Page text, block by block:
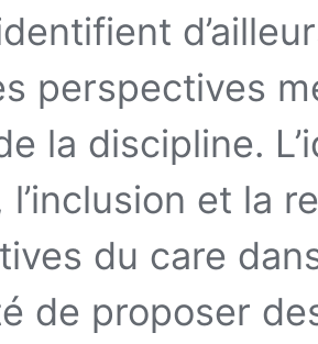
perspectives
la discipline.
l’inclusion et la
du care
de proposer